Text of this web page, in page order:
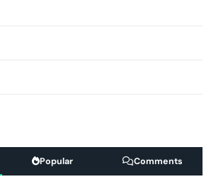
Popular Comments